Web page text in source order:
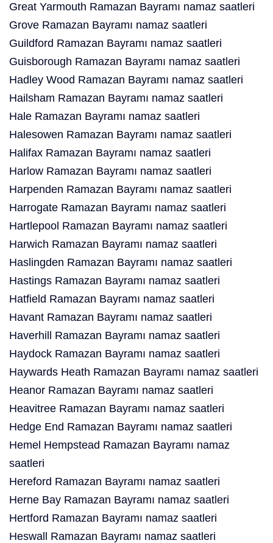
Great Yarmouth Ramazan Bayramı namaz saatleri
Grove Ramazan Bayramı namaz saatleri
Guildford Ramazan Bayramı namaz saatleri
Guisborough Ramazan Bayramı namaz saatleri
Hadley Wood Ramazan Bayramı namaz saatleri
Hailsham Ramazan Bayramı namaz saatleri
Hale Ramazan Bayramı namaz saatleri
Halesowen Ramazan Bayramı namaz saatleri
Halifax Ramazan Bayramı namaz saatleri
Harlow Ramazan Bayramı namaz saatleri
Harpenden Ramazan Bayramı namaz saatleri
Harrogate Ramazan Bayramı namaz saatleri
Hartlepool Ramazan Bayramı namaz saatleri
Harwich Ramazan Bayramı namaz saatleri
Haslingden Ramazan Bayramı namaz saatleri
Hastings Ramazan Bayramı namaz saatleri
Hatfield Ramazan Bayramı namaz saatleri
Havant Ramazan Bayramı namaz saatleri
Haverhill Ramazan Bayramı namaz saatleri
Haydock Ramazan Bayramı namaz saatleri
Haywards Heath Ramazan Bayramı namaz saatleri
Heanor Ramazan Bayramı namaz saatleri
Heavitree Ramazan Bayramı namaz saatleri
Hedge End Ramazan Bayramı namaz saatleri
Hemel Hempstead Ramazan Bayramı namaz
saatleri
Hereford Ramazan Bayramı namaz saatleri
Herne Bay Ramazan Bayramı namaz saatleri
Hertford Ramazan Bayramı namaz saatleri
Heswall Ramazan Bayramı namaz saatleri